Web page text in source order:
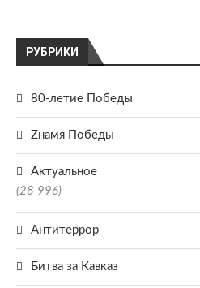
РУБРИКИ
80-летие Победы
Zнамя Победы
Актуальное
(28 996)
Антитеррор
Битва за Кавказ